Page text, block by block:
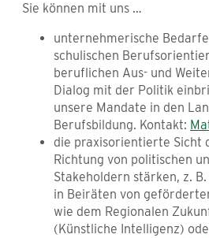
Sie können mit uns …
unternehmerische
schulischen
beruflichen Aus- und
Dialog mit der Politik
unsere Mandate in den
Berufsbildung. Kontakt:
die praxisorientierte Sicht
Richtung von politischen
Stakeholdern stärken, z.
in Beiräten von
wie dem Regionalen
(Künstliche Intelligenz)